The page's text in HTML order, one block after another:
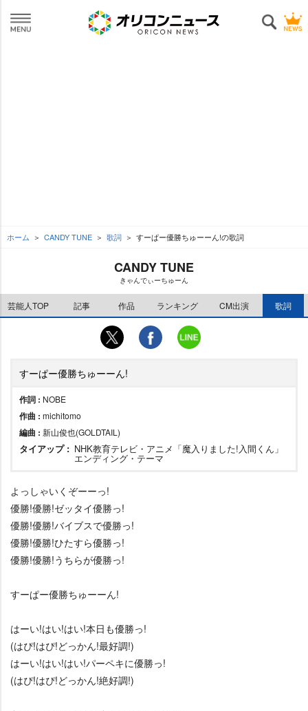
ホーム CANDY TUNE 歌詞 すーぱー優勝ちゅーーん!の歌詞
CANDY TUNE
きゃんでぃーちゅーん
芸能人TOP 記事 作品 ランキング CM出演 歌詞
すーぱー優勝ちゅーーん!
作詞 : NOBE
作曲 : michitomo
編曲 : 新山俊也(GOLDTAIL)
タイアップ : NHK教育テレビ・アニメ「魔入りました!入間くん」
エンディング・テーマ
よっしゃいくぞーーっ!
優勝!優勝!ゼッタイ優勝っ!
優勝!優勝!バイブスで優勝っ!
優勝!優勝!ひたすら優勝っ!
優勝!優勝!うちらが優勝っ!
すーぱー優勝ちゅーーん!
はーい!はい!はい!本日も優勝っ!
(はぴ!はぴ!どっかん!最好調!)
はーい!はい!はい!パーペキに優勝っ!
(はぴ!はぴ!どっかん!絶好調!)